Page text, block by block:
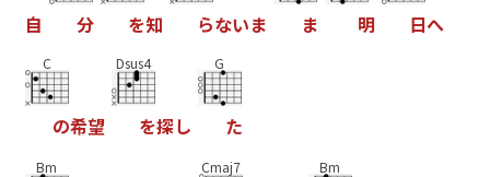
自 分 を知 らないま ま 明 日へ
C
の希望
Dsus4
を探し
G
た
Bm Cmaj7 Bm